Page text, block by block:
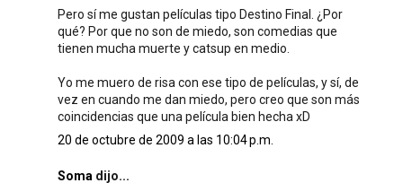
Pero sí me gustan películas tipo Destino Final. ¿Por
qué? Por que no son de miedo, son comedias que
tienen mucha muerte y catsup en medio.
Yo me muero de risa con ese tipo de películas, y sí, de
vez en cuando me dan miedo, pero creo que son más
coincidencias que una película bien hecha xD
20 de octubre de 2009 a las 10:04 p.m.
Soma dijo...